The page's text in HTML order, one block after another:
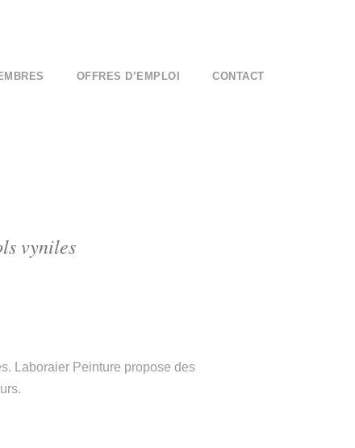
OFFRES D’EMPLOI CONTACT
vyniles
Laboraier Peinture propose des